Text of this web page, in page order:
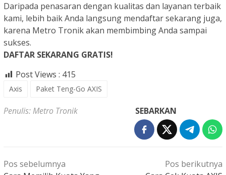
Daripada penasaran dengan kualitas dan layanan terbaik
kami, lebih baik Anda langsung mendaftar sekarang juga,
karena Metro Tronik akan membimbing Anda sampai
sukses.
DAFTAR SEKARANG GRATIS!
Post Views : 415
Axis Paket Teng-Go AXIS
Penulis: Metro Tronik SEBARKAN
Navigasi
Pos sebelumnya
Pos berikutnya